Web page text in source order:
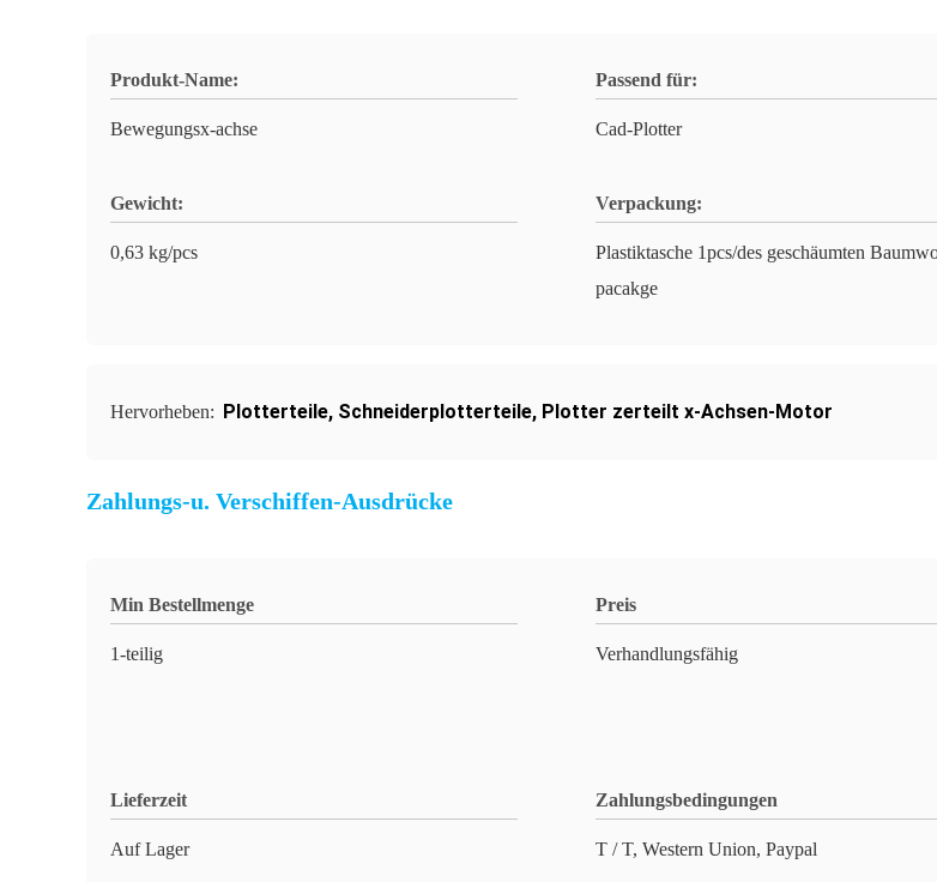
Produkt-Name:
Bewegungsx-achse
Passend für:
Cad-Plotter
Gewicht:
0,63 kg/pcs
Verpackung:
Plastiktasche 1pcs/des geschäumten
pacakge
Hervorheben: Plotterteile, Schneiderplotterteile, Plotter zerteilt x-Achsen-Motor
Zahlungs-u. Verschiffen-Ausdrücke
Min Bestellmenge
1-teilig
Preis
Verhandlungsfähig
Lieferzeit
Auf Lager
Zahlungsbedingungen
T / T, Western Union, Paypal